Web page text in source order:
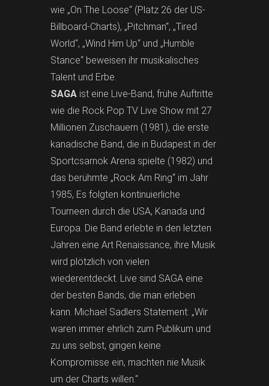
wie „On The Loose“ (Platz 26 der US-
Billboard-Charts), „Pitchman“, „Tired
World“, „Wind Him Up“ und „Humble
Stance“ beweisen ihr musikalisches
Talent und Erbe.
SAGA ist eine Live-Band, frühe Auftritte
wie die Rock Pop TV Live Show mit 27
Millionen Zuschauern (1981), die erste
kanadische Band, die in Budapest in der
Sportcsarnok Arena spielte (1982) und
das berühmte „Rock Am Ring“ im Jahr
1985, Es folgten kontinuierliche
Tourneen durch die USA, Kanada und
Europa. Die Band erlebte in den letzten
Jahren eine Art Renaissance, ihre Musik
wird plötzlich von vielen
wiederentdeckt. Live sind SAGA eine
der besten Bands, die man erleben
kann. Michael Sadlers Statement: „Wir
waren immer ehrlich zum Publikum und
zu uns selbst, gingen keine
Kompromisse ein, machten nie Musik
um der Charts willen.“